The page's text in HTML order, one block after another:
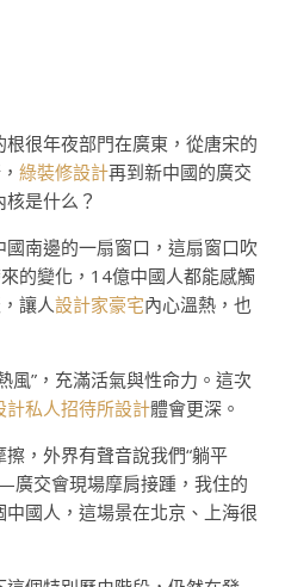
很年夜部門在廣東，從唐宋的
綠裝修設計再到新中國的廣交
是什么？
南邊的一扇窗口，這扇窗口吹
的變化，14億中國人都能感觸
讓人設計家豪宅內心溫熱，也
風”，充滿活氣與性命力。這次
計私人招待所設計體會更深。
，外界有聲音說我們“躺平
交會現場摩肩接踵，我住的
國人，這場景在北京、上海很